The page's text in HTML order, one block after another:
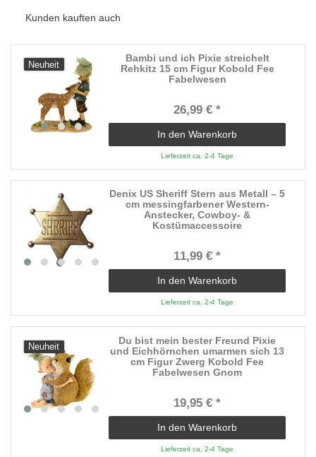
Kunden kauften auch
Neuheit
Bambi und ich Pixie streichelt
Rehkitz 15 cm Figur Kobold Fee
Fabelwesen
26,99 € *
In den Warenkorb
Lieferzeit ca. 2-4 Tage
Denix US Sheriff Stern aus Metall – 5
cm messingfarbener Western-
Anstecker, Cowboy- &
Kostümaccessoire
11,99 € *
In den Warenkorb
Lieferzeit ca. 2-4 Tage
Neuheit
Du bist mein bester Freund Pixie
und Eichhörnchen umarmen sich 13
cm Figur Zwerg Kobold Fee
Fabelwesen Gnom
19,95 € *
In den Warenkorb
Lieferzeit ca. 2-4 Tage